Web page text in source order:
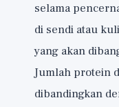
selama
di sendi atau
yang akan
Jumlah protein
dibandingkan